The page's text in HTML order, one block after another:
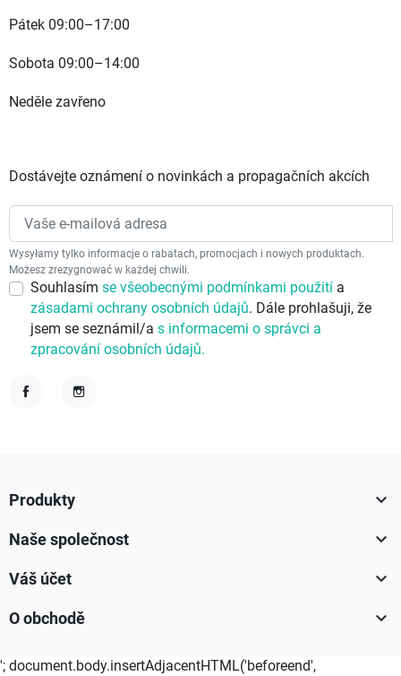
Pátek 09:00–17:00
Sobota 09:00–14:00
Neděle zavřeno
Dostávejte oznámení o novinkách a propagačních akcích
Wysyłamy tylko informacje o rabatach, promocjach i nowych produktach.
Możesz zrezygnować w każdej chwili.
Souhlasím se všeobecnými podmínkami použití a
zásadami ochrany osobních údajů. Dále prohlašuji, že
jsem se seznámil/a s informacemi o správci a
zpracování osobních údajů.
Produkty 
Naše společnost 
Váš účet 
O obchodě 
'; document.body.insertAdjacentHTML('beforeend',